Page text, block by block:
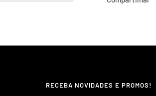
RECEBA NOVIDADES E PROMOS!